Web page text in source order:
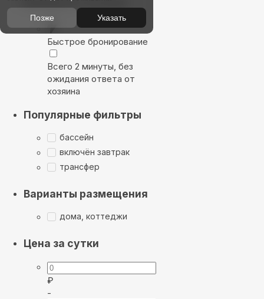
Быстрое бронирование
Всего 2 минуты, без
ожидания ответа от
хозяина
Популярные фильтры
бассейн
включён завтрак
трансфер
Варианты размещения
дома, коттеджи
Цена за сутки
₽
-
Позже Указать